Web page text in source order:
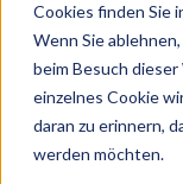
Cookies finden Sie
Wenn Sie
beim Besuch
einzelnes Cookie
daran zu erinnern,
werden möchten.